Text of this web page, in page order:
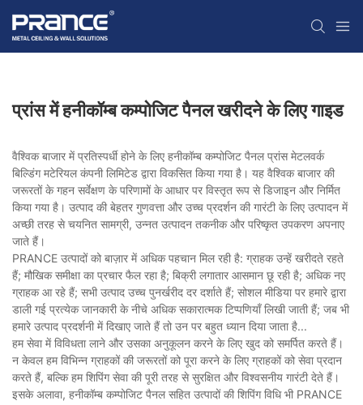
प्रांस में हनीकॉम्ब कम्पोजिट पैनल खरीदने के लिए गाइड
वैश्विक बाजार में प्रतिस्पर्धी होने के लिए हनीकॉम्ब कम्पोजिट पैनल प्रांस मेटलवर्क
बिल्डिंग मटेरियल कंपनी लिमिटेड द्वारा विकसित किया गया है। यह वैश्विक बाजार की
जरूरतों के गहन सर्वेक्षण के परिणामों के आधार पर विस्तृत रूप से डिजाइन और निर्मित
किया गया है। उत्पाद की बेहतर गुणवत्ता और उच्च प्रदर्शन की गारंटी के लिए उत्पादन में
अच्छी तरह से चयनित सामग्री, उन्नत उत्पादन तकनीक और परिष्कृत उपकरण अपनाए
जाते हैं।
PRANCE उत्पादों को बाज़ार में अधिक पहचान मिल रही है: ग्राहक उन्हें खरीदते रहते
हैं; मौखिक समीक्षा का प्रचार फैल रहा है; बिक्री लगातार आसमान छू रही है; अधिक नए
ग्राहक आ रहे हैं; सभी उत्पाद उच्च पुनर्खरीद दर दर्शाते हैं; सोशल मीडिया पर हमारे द्वारा
डाली गई प्रत्येक जानकारी के नीचे अधिक सकारात्मक टिप्पणियाँ लिखी जाती हैं; जब भी
हमारे उत्पाद प्रदर्शनी में दिखाए जाते हैं तो उन पर बहुत ध्यान दिया जाता है...
हम सेवा में विविधता लाने और उसका अनुकूलन करने के लिए खुद को समर्पित करते हैं।
न केवल हम विभिन्न ग्राहकों की जरूरतों को पूरा करने के लिए ग्राहकों को सेवा प्रदान
करते हैं, बल्कि हम शिपिंग सेवा की पूरी तरह से सुरक्षित और विश्वसनीय गारंटी देते हैं।
इसके अलावा, हनीकॉम्ब कम्पोजिट पैनल सहित उत्पादों की शिपिंग विधि भी PRANCE